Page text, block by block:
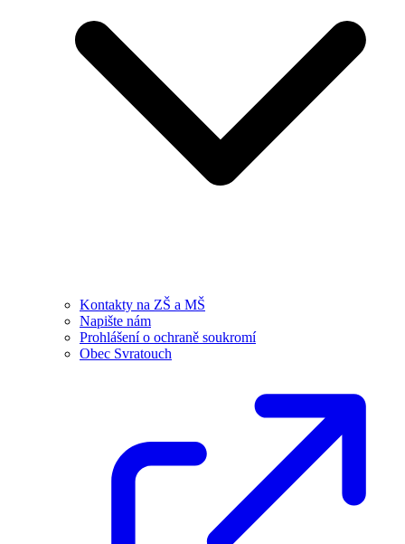
Kontakty na ZŠ a MŠ
Napište nám
Prohlášení o ochraně soukromí
Obec Svratouch